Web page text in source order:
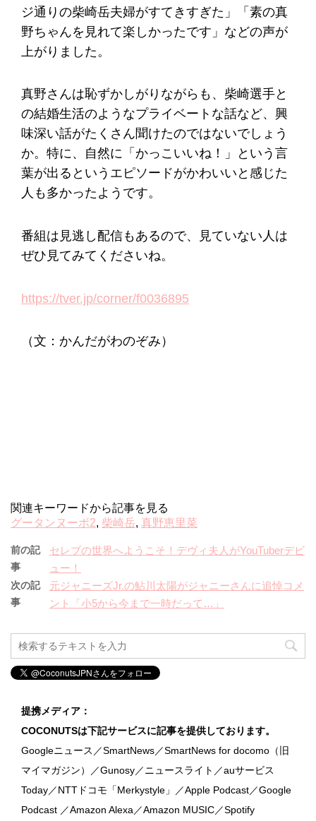
ジ通りの柴崎岳夫婦がすてきすぎた」「素の真
野ちゃんを見れて楽しかったです」などの声が
上がりました。
真野さんは恥ずかしがりながらも、柴崎選手と
の結婚生活のようなプライベートな話など、興
味深い話がたくさん聞けたのではないでしょう
か。特に、自然に「かっこいいね！」という言
葉が出るというエピソードがかわいいと感じた
人も多かったようです。
番組は見逃し配信もあるので、見ていない人は
ぜひ見てみてくださいね。
https://tver.jp/corner/f0036895
（文：かんだがわのぞみ）
関連キーワードから記事を見る
グータンヌーボ2, 柴崎岳, 真野恵里菜
前の記
事
セレブの世界へようこそ！デヴィ夫人がYouTuberデビ
ュー！
次の記
事
元ジャニーズJr.の鮎川太陽がジャニーさんに追悼コメ
ント「小5から今まで一時だって…」
提携メディア：
COCONUTSは下記サービスに記事を提供しております。
Googleニュース／SmartNews／SmartNews for docomo（旧
マイマガジン）／Gunosy／ニュースライト／auサービス
Today／NTTドコモ「Merkystyle」／Apple Podcast／Google
Podcast ／Amazon Alexa／Amazon MUSIC／Spotify